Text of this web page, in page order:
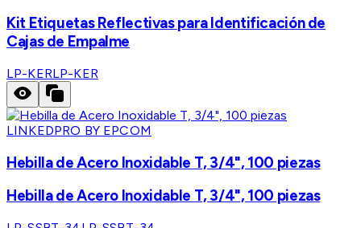
Kit Etiquetas Reflectivas para Identificación de
Cajas de Empalme
LP-KERLP-KER
LINKEDPRO BY EPCOM
Hebilla de Acero Inoxidable T, 3/4", 100 piezas
Hebilla de Acero Inoxidable T, 3/4", 100 piezas